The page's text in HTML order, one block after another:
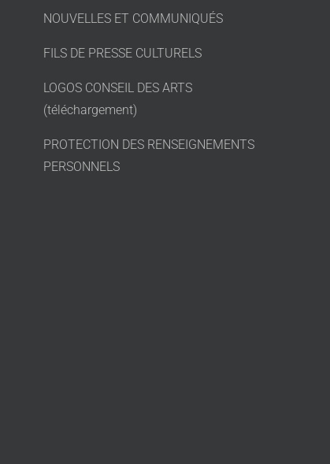
NOUVELLES ET COMMUNIQUÉS
FILS DE PRESSE CULTURELS
LOGOS CONSEIL DES ARTS
(téléchargement)
PROTECTION DES RENSEIGNEMENTS
PERSONNELS